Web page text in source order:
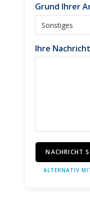
Grund Ihrer
Ihre
NACHRICHT
ALTERNATIV